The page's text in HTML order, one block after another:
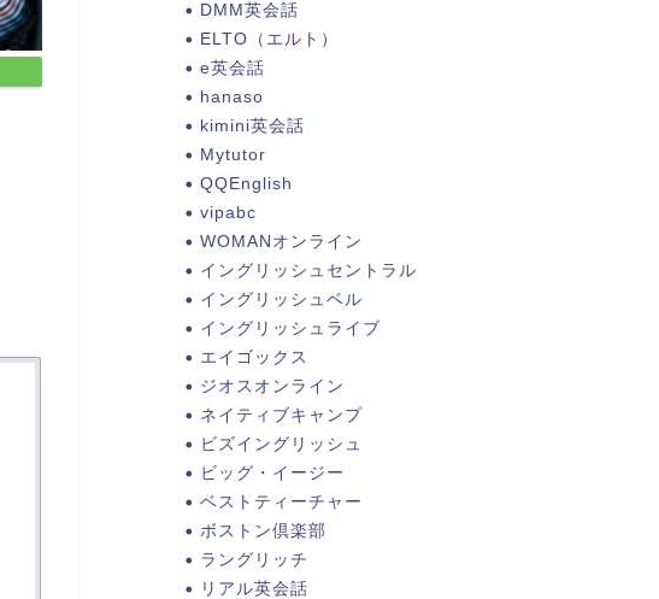
DMM英会話
ELTO（エルト）
e英会話
hanaso
kimini英会話
Mytutor
QQEnglish
vipabc
WOMANオンライン
イングリッシュセントラル
イングリッシュベル
イングリッシュライブ
エイゴックス
ジオスオンライン
ネイティブキャンプ
ビズイングリッシュ
ビッグ・イージー
ベストティーチャー
ボストン倶楽部
ラングリッチ
リアル英会話